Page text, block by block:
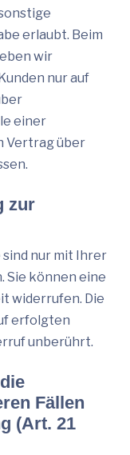
erlaubt. Beim
wir
nur auf
einer
Vertrag über
zur
nur mit Ihrer
Sie können eine
widerrufen. Die
erfolgten
unberührt.
Fällen
(Art. 21